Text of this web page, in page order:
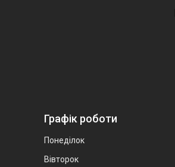
Графік роботи
Понеділок
Вівторок